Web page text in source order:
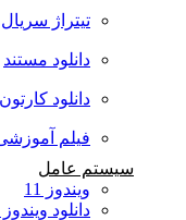
تیتراژ سریال
دانلود مستند
دانلود کارتون و
فیلم آموزشی
سیستم عامل
ویندوز 11
دانلود ویندوز 10